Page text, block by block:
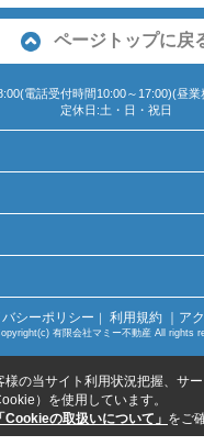
ページトップに戻
電話受付時間10:00～17:00)(昼
定休日:土・日・祝日
シーポリシー ｜ 利用規約 ｜ア
有限会社マミー不動産 All rights
様の当サイト利用状況把握、サ
）を使用しています。
「Cookieの取扱いについて」 をご